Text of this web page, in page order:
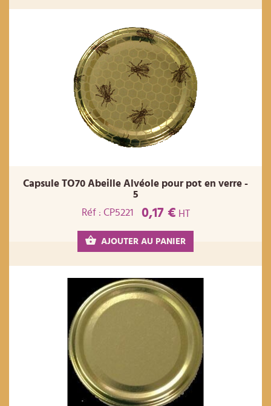
Capsule TO70 Abeille Alvéole pour pot en verre -
5
Réf : CP5221
0,17 € HT
AJOUTER AU PANIER